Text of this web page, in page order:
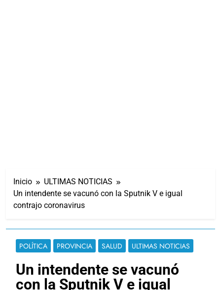
Inicio
ULTIMAS NOTICIAS
Un intendente se vacunó con la Sputnik V e igual
contrajo coronavirus
POLÍTICA PROVINCIA SALUD ULTIMAS NOTICIAS
Un intendente se vacunó
con la Sputnik V e igual